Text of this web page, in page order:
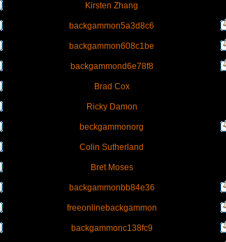
Kirsten Zhang
backgammon5a3d8c6
backgammon608c1be
backgammond6e78f8
Brad Cox
Ricky Damon
beckgammonorg
Colin Sutherland
Bret Moses
backgammonbb84e36
freeonlinebackgammon
backgammonc138fc9